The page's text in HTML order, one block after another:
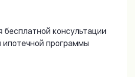
бесплатной консультации
программы